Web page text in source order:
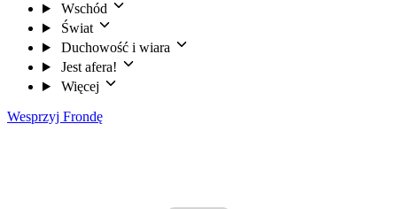
Wschód
Świat
Duchowość i wiara
Jest afera!
Więcej
Wesprzyj Frondę